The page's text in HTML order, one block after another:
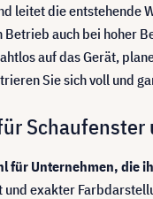
leitet die entstehende
auch bei
auf das Gerät,
Sie sich voll und
für Unternehmen,
exakter